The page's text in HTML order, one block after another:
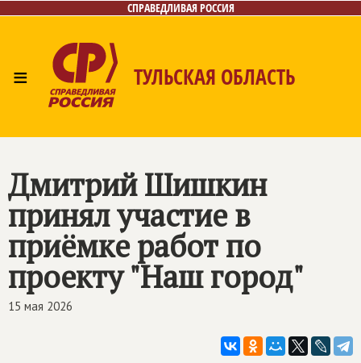
СПРАВЕДЛИВАЯ РОССИЯ
≡ ТУЛЬСКАЯ ОБЛАСТЬ
Контакты
Дмитрий Шишкин
принял участие в
приёмке работ по
проекту "Наш город"
15 мая 2026